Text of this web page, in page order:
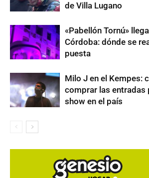
de Villa Lugano
«Pabellón Tornú»
Córdoba: dónde se
puesta
Milo J en el Kempes:
comprar las entradas
show en el país